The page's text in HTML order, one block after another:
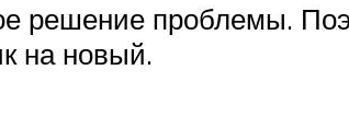
решение проблемы.
на новый.